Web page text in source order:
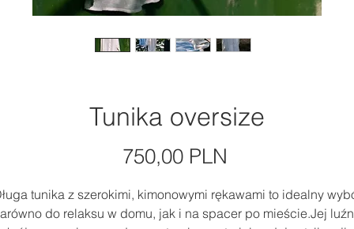
Tunika oversize
750,00 PLN
tunika z szerokimi, kimonowymi rękawami to idealny
do relaksu w domu, jak i na spacer po mieście.Jej